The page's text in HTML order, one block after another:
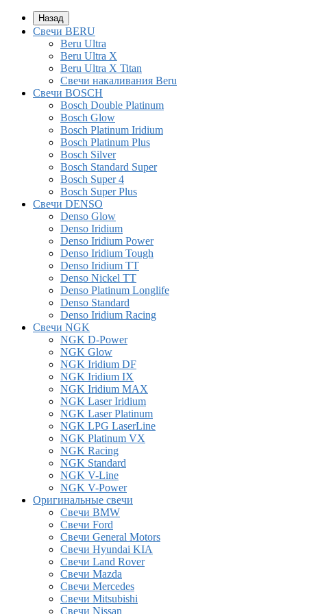
Назад
Свечи BERU
Beru Ultra
Beru Ultra X
Beru Ultra X Titan
Свечи накаливания Beru
Свечи BOSCH
Bosch Double Platinum
Bosch Glow
Bosch Platinum Iridium
Bosch Platinum Plus
Bosch Silver
Bosch Standard Super
Bosch Super 4
Bosch Super Plus
Свечи DENSO
Denso Glow
Denso Iridium
Denso Iridium Power
Denso Iridium Tough
Denso Iridium TT
Denso Nickel TT
Denso Platinum Longlife
Denso Standard
Denso Iridium Racing
Свечи NGK
NGK D-Power
NGK Glow
NGK Iridium DF
NGK Iridium IX
NGK Iridium MAX
NGK Laser Iridium
NGK Laser Platinum
NGK LPG LaserLine
NGK Platinum VX
NGK Racing
NGK Standard
NGK V-Line
NGK V-Power
Оригинальные свечи
Свечи BMW
Свечи Ford
Свечи General Motors
Свечи Hyundai KIA
Свечи Land Rover
Свечи Mazda
Свечи Mercedes
Свечи Mitsubishi
Свечи Nissan